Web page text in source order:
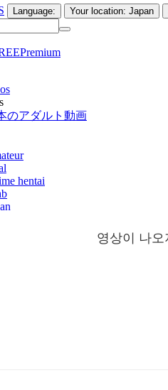
영상이 나